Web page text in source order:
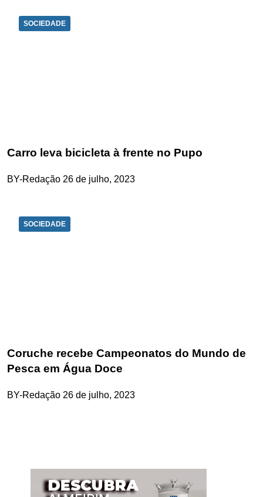
SOCIEDADE
Carro leva bicicleta à frente no Pupo
BY-Redação 26 de julho, 2023
SOCIEDADE
Coruche recebe Campeonatos do Mundo de
Pesca em Água Doce
BY-Redação 26 de julho, 2023